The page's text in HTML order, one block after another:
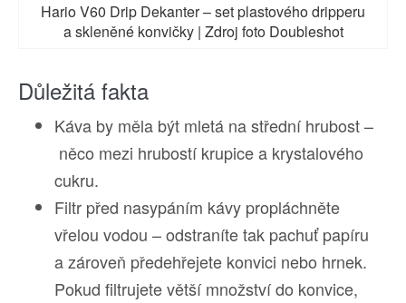
Hario V60 Drip Dekanter – set plastového dripperu
a skleněné konvičky | Zdroj foto Doubleshot
Důležitá fakta
Káva by měla být mletá na střední hrubost –
něco mezi hrubostí krupice a krystalového
cukru.
Filtr před nasypáním kávy propláchněte
vřelou vodou – odstraníte tak pachuť papíru
a zároveň předehřejete konvici nebo hrnek.
Pokud filtrujete větší množství do konvice,